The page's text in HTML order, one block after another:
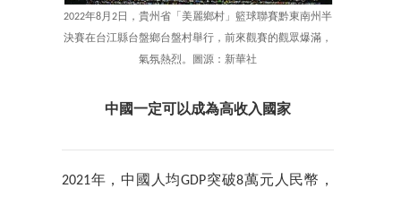
2022年8月2日，貴州省「美麗鄉村」籃球聯賽黔東南州半
決賽在台江縣台盤鄉台盤村舉行，前來觀賽的觀眾爆滿，
氣氛熱烈。圖源：新華社
中國一定可以成為高收入國家
2021年，中國人均GDP突破8萬元人民幣，